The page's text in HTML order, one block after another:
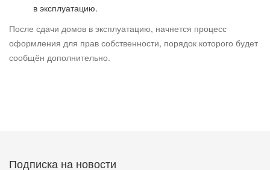
в эксплуатацию.
После сдачи домов в эксплуатацию, начнется процесс
оформления для прав собственности, порядок которого будет
сообщён дополнительно.
Подписка на новости